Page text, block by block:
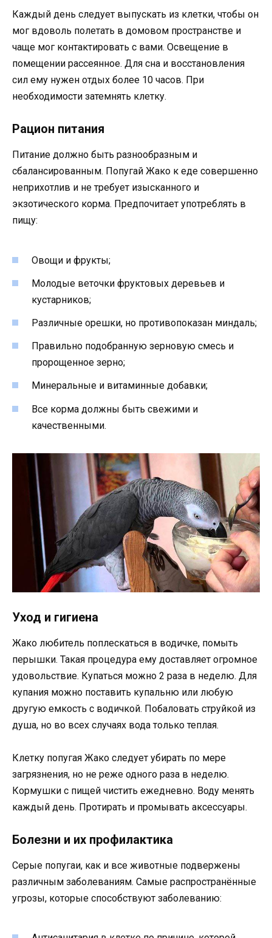
Каждый день следует выпускать из клетки, чтобы он
мог вдоволь полетать в домовом пространстве и
чаще мог контактировать с вами. Освещение в
помещении рассеянное. Для сна и восстановления
сил ему нужен отдых более 10 часов. При
необходимости затемнять клетку.
Рацион питания
Питание должно быть разнообразным и
сбалансированным. Попугай Жако к еде совершенно
неприхотлив и не требует изысканного и
экзотического корма. Предпочитает употреблять в
пищу:
Овощи и фрукты;
Молодые веточки фруктовых деревьев и
кустарников;
Различные орешки, но противопоказан миндаль;
Правильно подобранную зерновую смесь и
пророщенное зерно;
Минеральные и витаминные добавки;
Все корма должны быть свежими и
качественными.
Уход и гигиена
Жако любитель поплескаться в водичке, помыть
перышки. Такая процедура ему доставляет огромное
удовольствие. Купаться можно 2 раза в неделю. Для
купания можно поставить купальню или любую
другую емкость с водичкой. Побаловать струйкой из
душа, но во всех случаях вода только теплая.
Клетку попугая Жако следует убирать по мере
загрязнения, но не реже одного раза в неделю.
Кормушки с пищей чистить ежедневно. Воду менять
каждый день. Протирать и промывать аксессуары.
Болезни и их профилактика
Серые попугаи, как и все животные подвержены
различным заболеваниям. Самые распространённые
угрозы, которые способствуют заболеванию: